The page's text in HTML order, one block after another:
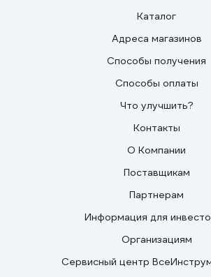
Каталог
Адреса магазинов
Способы получения
Способы оплаты
Что улучшить?
Контакты
О Компании
Поставщикам
Партнерам
Информация для
Организациям
Сервисный центр